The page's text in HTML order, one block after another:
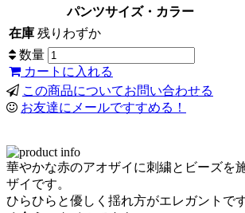
パンツサイズ・カラー
在庫 残りわずか
数量
カートに入れる
この商品についてお問い合わせる
お友達にメールですすめる！
華やかな赤のアオザイに刺繍とビーズを
ザイです。
ひらひらと優しく揺れ方がエレガントで